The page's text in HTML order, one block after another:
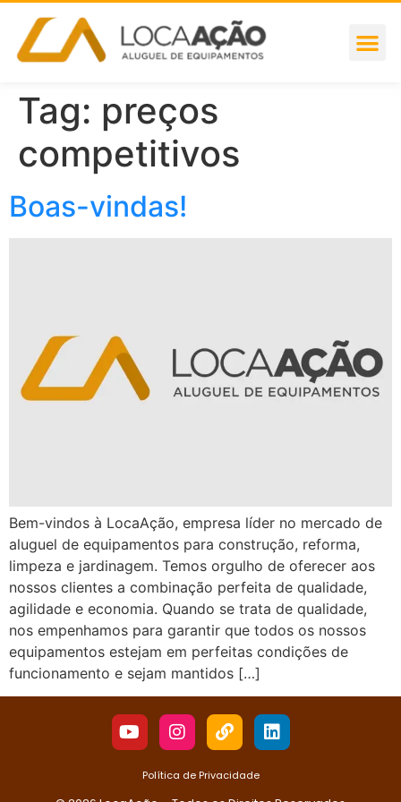
Tag: preços
competitivos
Boas-vindas!
Bem-vindos à LocaAção, empresa líder no mercado de
aluguel de equipamentos para construção, reforma,
limpeza e jardinagem. Temos orgulho de oferecer aos
nossos clientes a combinação perfeita de qualidade,
agilidade e economia. Quando se trata de qualidade,
nos empenhamos para garantir que todos os nossos
equipamentos estejam em perfeitas condições de
funcionamento e sejam mantidos […]
Política de Privacidade